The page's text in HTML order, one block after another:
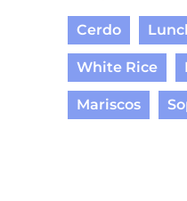
Cerdo
White Rice
Mariscos